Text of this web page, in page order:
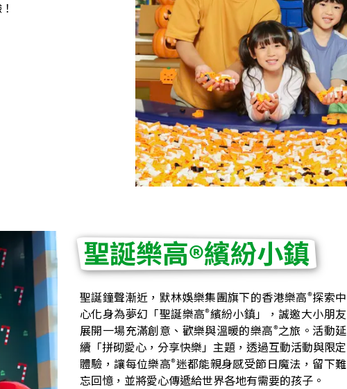
聖誕樂高®繽紛小鎮
聖誕鐘聲漸近，默林娛樂集團旗下的香港樂高®探索中
心化身為夢幻「聖誕樂高®繽紛小鎮」，誠邀大小朋友
展開一場充滿創意、歡樂與溫暖的樂高®之旅。活動延
續「拼砌愛心，分享快樂」主題，透過互動活動與限定
體驗，讓每位樂高®迷都能親身感受節日魔法，留下難
忘回憶，並將愛心傳遞給世界各地有需要的孩子。